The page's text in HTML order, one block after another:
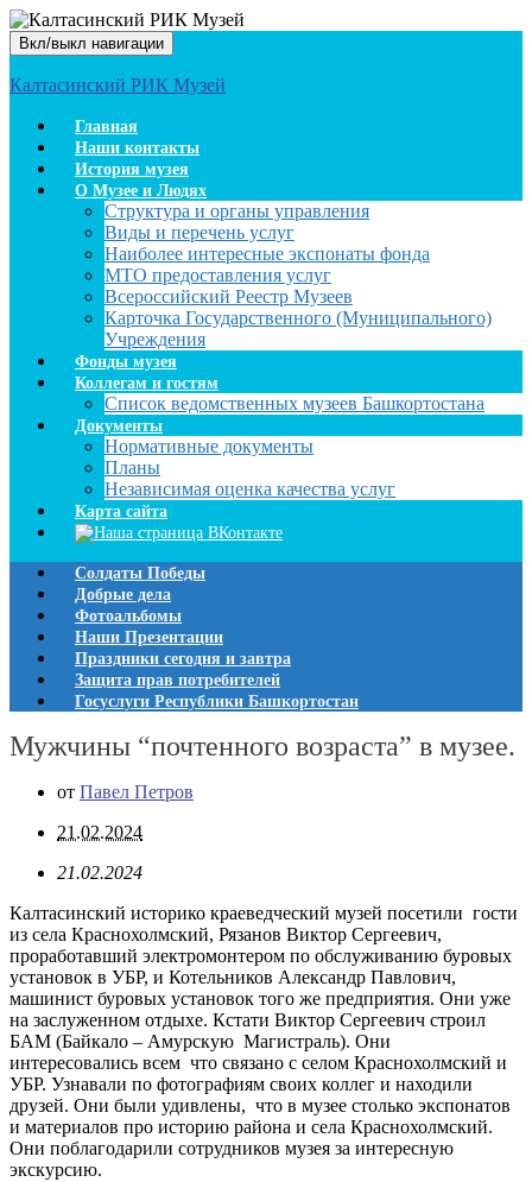
Вкл/выкл навигации
Калтасинский РИК Музей
Главная
Наши контакты
История музея
О Музее и Людях
Структура и органы управления
Виды и перечень услуг
Наиболее интересные экспонаты фонда
МТО предоставления услуг
Всероссийский Реестр Музеев
Карточка Государственного (Муниципального)
Учреждения
Фонды музея
Коллегам и гостям
Список ведомственных музеев Башкортостана
Документы
Нормативные документы
Планы
Независимая оценка качества услуг
Карта сайта
Солдаты Победы
Добрые дела
Фотоальбомы
Наши Презентации
Праздники сегодня и завтра
Защита прав потребителей
Госуслуги Республики Башкортостан
Мужчины “почтенного возраста” в музее.
от Павел Петров
21.02.2024
21.02.2024
Калтасинский историко краеведческий музей посетили гости
из села Краснохолмский, Рязанов Виктор Сергеевич,
проработавший электромонтером по обслуживанию буровых
установок в УБР, и Котельников Александр Павлович,
машинист буровых установок того же предприятия. Они уже
на заслуженном отдыхе. Кстати Виктор Сергеевич строил
БАМ (Байкало – Амурскую Магистраль). Они
интересовались всем что связано с селом Краснохолмский и
УБР. Узнавали по фотографиям своих коллег и находили
друзей. Они были удивлены, что в музее столько экспонатов
и материалов про историю района и села Краснохолмский.
Они поблагодарили сотрудников музея за интересную
экскурсию.